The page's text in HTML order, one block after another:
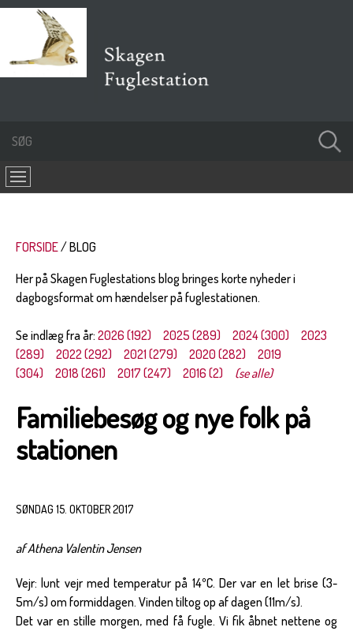
FORSIDE
BLOG
Her på Skagen Fuglestations blog bringes korte nyheder i
dagbogsformat om hændelser på fuglestationen.
Se indlæg fra år: 2026 (192) 2025 (289) 2024 (300)
2023
(289)
2022 (292) 2021 (279) 2020 (282)
2019
(304)
2018 (261) 2017 (247) 2016 (2) (se alle)
Familiebesøg og nye folk på
stationen
SØNDAG 15. OKTOBER 2017
af Athena Valentin Jensen
Vejr: lunt vejr med temperatur på 14ºC. Der var en let brise (3-
5m/s) om formiddagen. Vinden tiltog op af dagen (11m/s).
Det var en stille morgen, med få fugle. Vi fik åbnet nettene og